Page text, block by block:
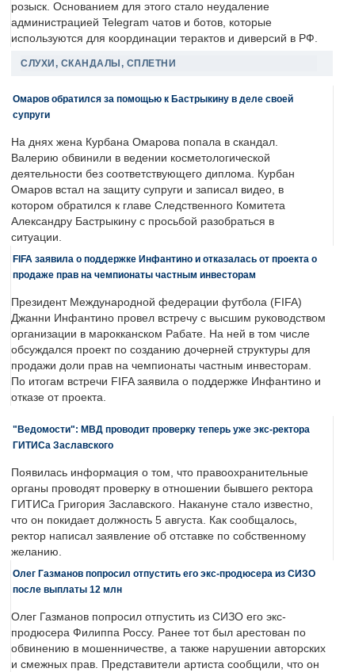
розыск. Основанием для этого стало неудаление
администрацией Telegram чатов и ботов, которые
используются для координации терактов и диверсий в РФ.
СЛУХИ, СКАНДАЛЫ, СПЛЕТНИ
Омаров обратился за помощью к Бастрыкину в деле своей
супруги
На днях жена Курбана Омарова попала в скандал.
Валерию обвинили в ведении косметологической
деятельности без соответствующего диплома. Курбан
Омаров встал на защиту супруги и записал видео, в
котором обратился к главе Следственного Комитета
Александру Бастрыкину с просьбой разобраться в
ситуации.
FIFA заявила о поддержке Инфантино и отказалась от проекта о
продаже прав на чемпионаты частным инвесторам
Президент Международной федерации футбола (FIFA)
Джанни Инфантино провел встречу с высшим руководством
организации в марокканском Рабате. На ней в том числе
обсуждался проект по созданию дочерней структуры для
продажи доли прав на чемпионаты частным инвесторам.
По итогам встречи FIFA заявила о поддержке Инфантино и
отказе от проекта.
"Ведомости": МВД проводит проверку теперь уже экс-ректора
ГИТИСа Заславского
Появилась информация о том, что правоохранительные
органы проводят проверку в отношении бывшего ректора
ГИТИСа Григория Заславского. Накануне стало известно,
что он покидает должность 5 августа. Как сообщалось,
ректор написал заявление об отставке по собственному
желанию.
Олег Газманов попросил отпустить его экс-продюсера из СИЗО
после выплаты 12 млн
Олег Газманов попросил отпустить из СИЗО его экс-
продюсера Филиппа Россу. Ранее тот был арестован по
обвинению в мошенничестве, а также нарушении авторских
и смежных прав. Представители артиста сообщили, что он